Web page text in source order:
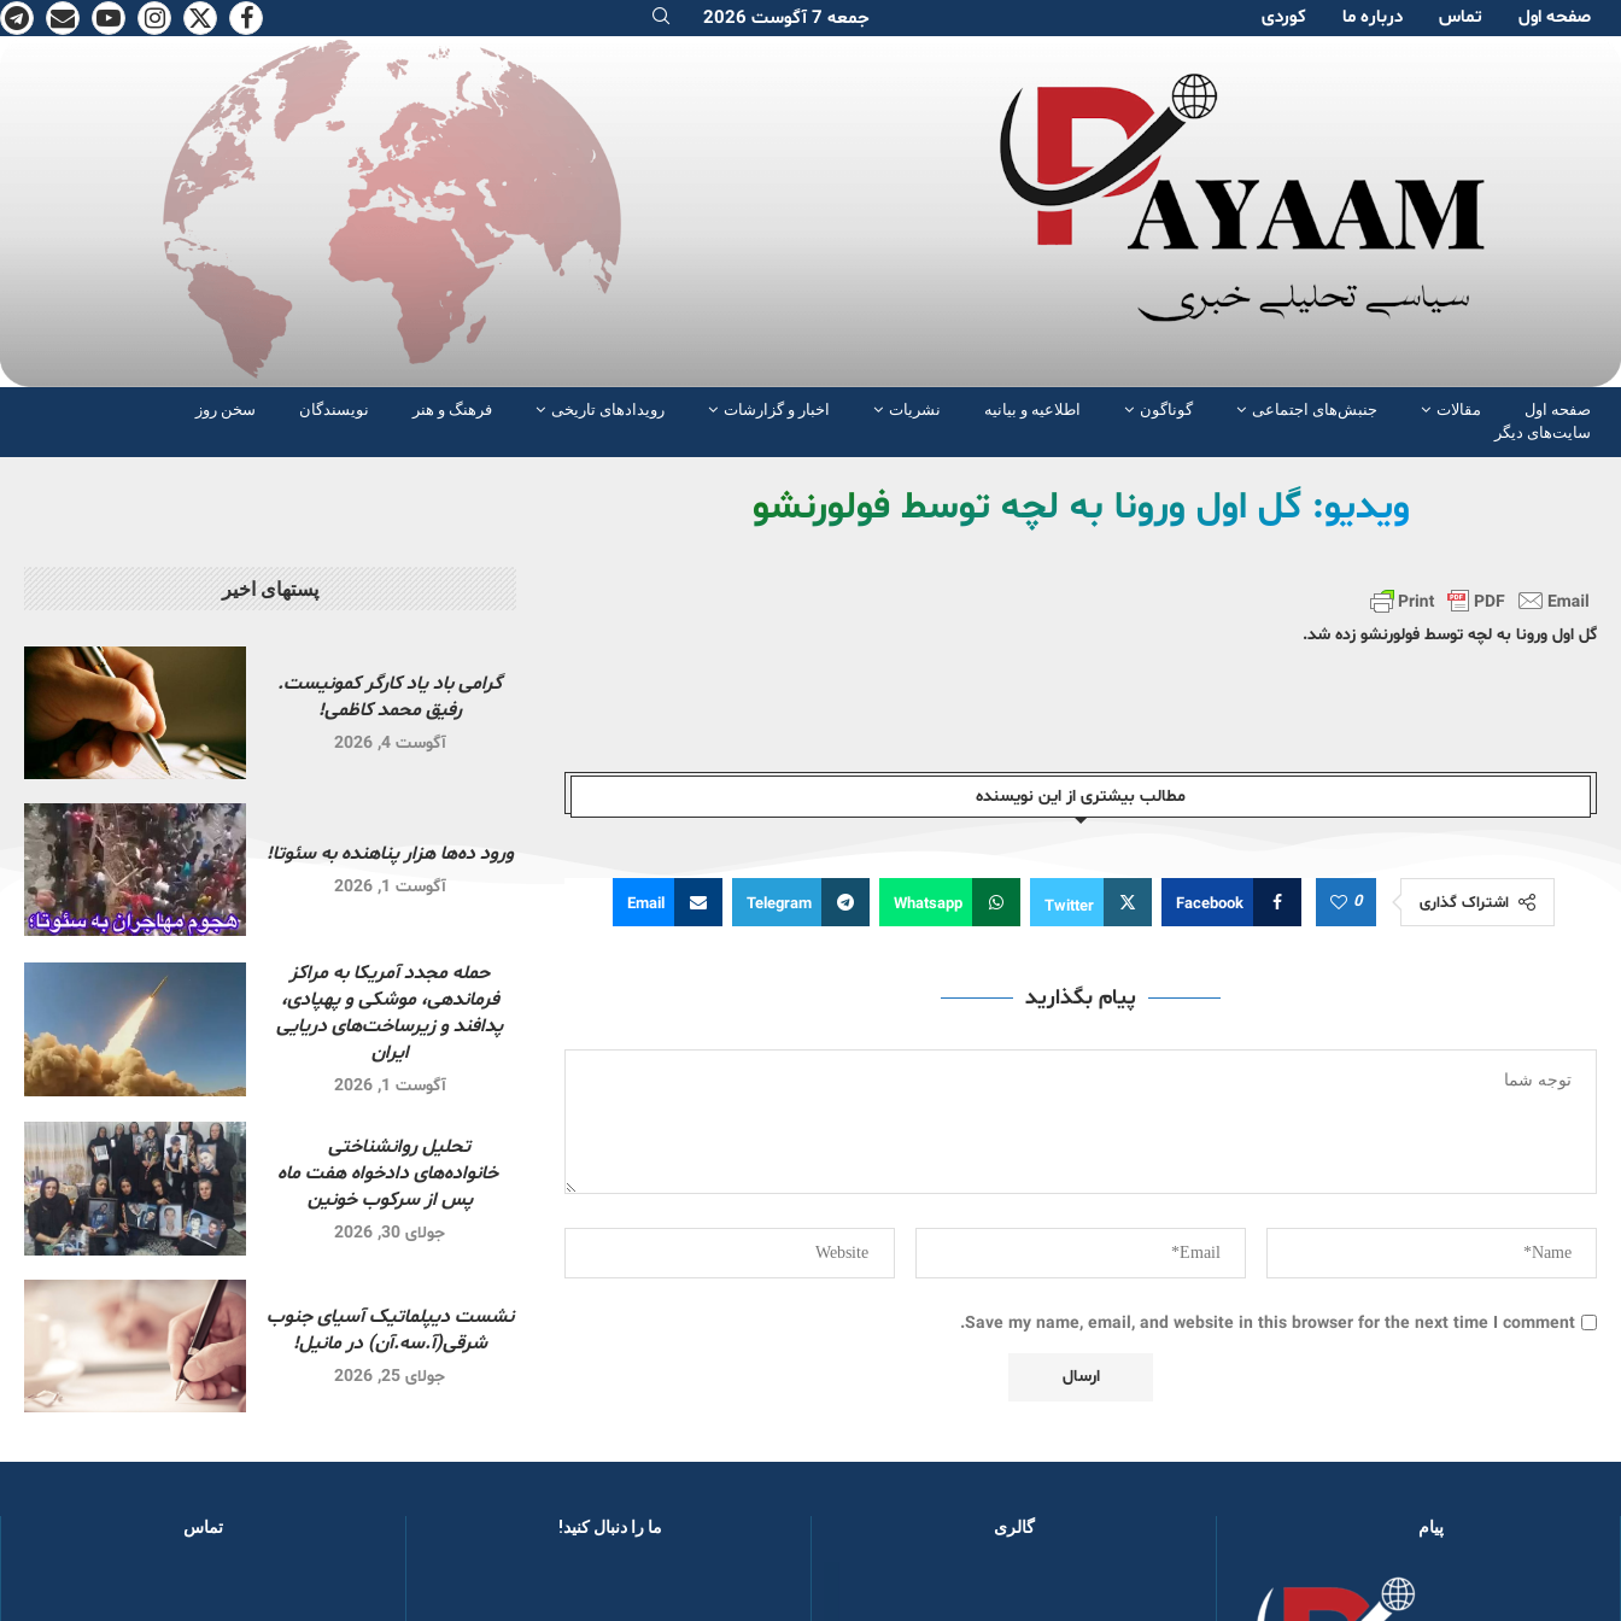
صفحە اول تماس دربارە ما کوردی جمعه 7 آگوست 2026
صفحە اول مقالات جنبش‌های اجتماعی گوناگون اطلاعیه و بیانیه نشریات اخبار و گزارشات رویدادهای تاریخی فرهنگ و هنر نویسندگان
سخن روز
سایت‌های دیگر
ویدیو: گل اول ورونا به لچه توسط فولورنشو
گل اول ورونا به لچه توسط فولورنشو زده شد.
مطالب بیشتری از این نویسندە
اشتراک گذاری 0
Facebook
Twitter
Whatsapp
Telegram
Email
پیام بگذارید
Save my name, email, and website in this browser for the next time I comment.
پستهای اخیر
گرامی باد یاد کارگر کمونیست.
رفیق محمد کاظمی!
آگوست 4, 2026
ورود ده‌ها هزار پناهنده به سئوتا!
آگوست 1, 2026
حمله مجدد آمریکا به مراکز
فرماندهی، موشکی و پهپادی،
پدافند و زیرساخت‌های دریایی
ایران
آگوست 1, 2026
تحلیل روانشناختی
خانواده‌های دادخواه هفت ماه
پس از سرکوب خونین
جولای 30, 2026
نشست دیپلماتیک آسیای جنوب
شرقی‌(آ.سه.آن) در مانیل!
جولای 25, 2026
پیام گالری ما را دنبال کنید! ​ تماس